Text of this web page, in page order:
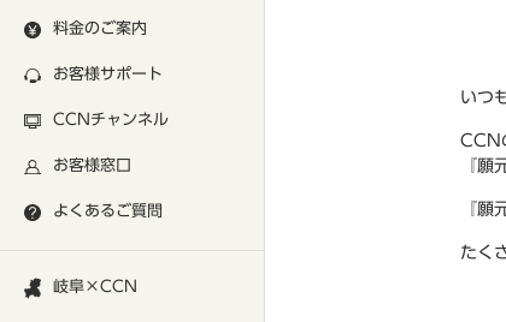
料金のご案内
お客様サポート
CCNチャンネル
お客様窓口
よくあるご質問
岐阜×CCN
いつ
CCN
『願
『願
たく